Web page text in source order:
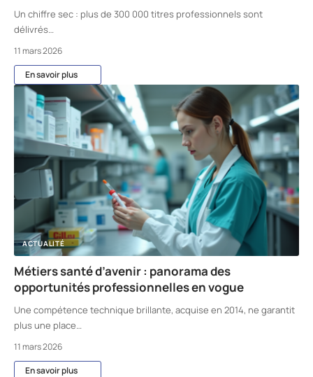
Un chiffre sec : plus de 300 000 titres professionnels sont
délivrés…
11 mars 2026
En savoir plus
ACTUALITÉ
Métiers santé d’avenir : panorama des
opportunités professionnelles en vogue
Une compétence technique brillante, acquise en 2014, ne garantit
plus une place…
11 mars 2026
En savoir plus